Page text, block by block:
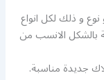
و ذلك لكل انواع
بالشكل الانسب من
جديدة مناسبة.